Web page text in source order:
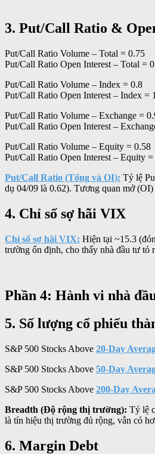
3. Put/Call Ratio &
Put/Call Ratio Volume – Total = 0.75
Put/Call Ratio Open Interest – Total =
Put/Call Ratio Volume – Index = 0.8
Put/Call Ratio Open Interest – Index =
Put/Call Ratio Volume – Exchange =
Put/Call Ratio Open Interest –
Put/Call Ratio Volume – Equity = 0.58
Put/Call Ratio Open Interest – Equity
Put/Call Ratio (Tổng và OI): Tỷ lệ
dụ 04/09 là 0.62). Tương quan mở
4. Chỉ số sợ hãi VIX
Chỉ số sợ hãi VIX: Hiện tại ~15.3
trường ổn định, cho thấy nhà đầu tư tỏ
Phần 4: Hành vi nhà
5. Số lượng cổ phiếu
S&P 500 Stocks Above 20-Day
S&P 500 Stocks Above 50-Day
S&P 500 Stocks Above 200-Day
Breadth (Độ rộng thị trường): Tỷ lệ
là tín hiệu thị trường đủ rộng, vẫn có
6. Margin Debt